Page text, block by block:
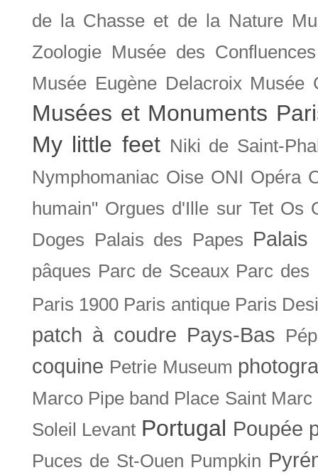
de la Chasse et de la Nature
Zoologie Musée des Confluences
Musée Eugène Delacroix Musée
Musées et Monuments
My little feet Niki de Saint-
Nymphomaniac Oise ONI Opéra
humain" Orgues d'Ille sur Tet Os
Doges
Palais des Papes Palais
pâques Parc de Sceaux Parc des
Paris 1900 Paris antique Paris
patch à coudre Pays-Bas
coquine Petrie Museum
Marco Pipe band Place Saint Marc
Soleil Levant Portugal Poupée
Puces de St-Ouen Pumpkin